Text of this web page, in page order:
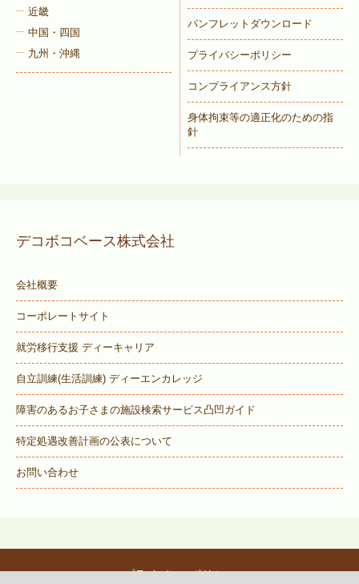
近畿
中国・四国
九州・沖縄
パンフレットダウンロード
プライバシーポリシー
コンプライアンス方針
身体拘束等の適正化のための指
針
デコボコベース株式会社
会社概要
コーポレートサイト
就労移行支援 ディーキャリア
自立訓練(生活訓練) ディーエンカレッジ
障害のあるお子さまの施設検索サービス凸凹ガイド
特定処遇改善計画の公表について
お問い合わせ
プライバシーポリシー